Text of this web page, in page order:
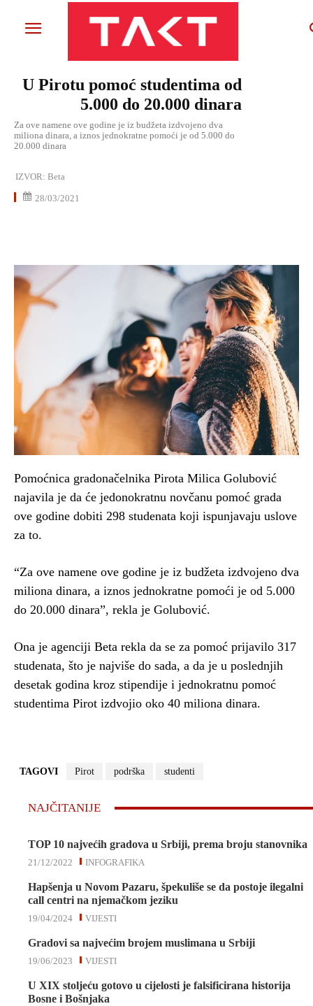
U Pirotu pomoć studentima od
5.000 do 20.000 dinara
Za ove namene ove godine je iz budžeta izdvojeno dva
miliona dinara, a iznos jednokratne pomoći je od 5.000 do
20.000 dinara
IZVOR: Beta
28/03/2021
Pomoćnica gradonačelnika Pirota Milica Golubović
najavila je da će jedonokratnu novčanu pomoć grada
ove godine dobiti 298 studenata koji ispunjavaju uslove
za to.
“Za ove namene ove godine je iz budžeta izdvojeno dva
miliona dinara, a iznos jednokratne pomoći je od 5.000
do 20.000 dinara”, rekla je Golubović.
Ona je agenciji Beta rekla da se za pomoć prijavilo 317
studenata, što je najviše do sada, a da je u poslednjih
desetak godina kroz stipendije i jednokratnu pomoć
studentima Pirot izdvojio oko 40 miliona dinara.
TAGOVI Pirot podrška studenti
NAJČITANIJE
TOP 10 najvećih gradova u Srbiji, prema broju stanovnika
INFOGRAFIKA
21/12/2022
Hapšenja u Novom Pazaru, špekuliše se da postoje ilegalni
call centri na njemačkom jeziku
VIJESTI
19/04/2024
Gradovi sa najvećim brojem muslimana u Srbiji
VIJESTI
19/06/2023
U XIX stoljeću gotovo u cijelosti je falsificirana historija
Bosne i Bošnjaka